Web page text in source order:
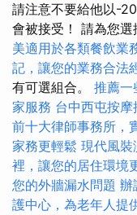
請注意不要給他以-
會被接受！ 請為您選
美適用於各類餐飲業
記，讓您的業務合法
有可選組合。 推薦一
家服務 台中西屯按摩
前十大律師事務所，
家務更輕鬆 現代風裝
裡，讓您的居住環境
您的外牆漏水問題 辦
護中心，為老年人提